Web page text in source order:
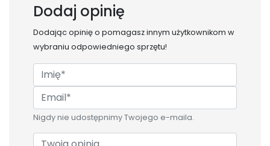
Dodaj opinię
Dodając opinię o pomagasz innym użytkownikom w
wybraniu odpowiedniego sprzętu!
Nigdy nie udostępnimy Twojego e-maila.